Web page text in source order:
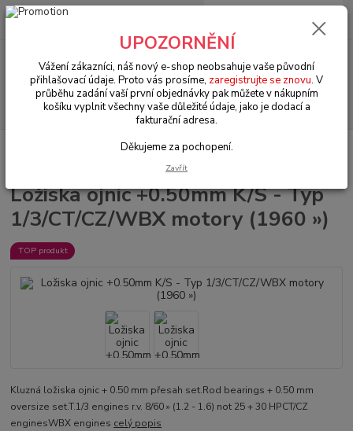
Menu
Hledat
+420 602 330 329
0 Kč
VW Bus Typ 2 (1967 » 79) Motorové díly (Engine parts)
Ložiska ojnic +0.50mm K/S - Typ
1/3/CT/CZ/WBX motory (1960 »)
TOP produkt
Kluzná ložiska ojnic + 0.50 mm přesah set.Rod bearings + 0.50 mm
oversize set.T.1/3 engines r.v. 8/60 » (1.2 - 1.6) not 25 + 30 HPCT/CZ
enginesWBX engines celý popis
UPOZORNĚNÍ
Vážení zákazníci, náš nový e-shop neobsahuje vaše původní
přihlašovací údaje. Proto vás prosíme, zaregistrujte se znovu. V
průběhu zadání vaší první objednávky pak můžete v nákupním
košíku vyplnit všechny vaše důležité údaje, jako je dodací a
fakturační adresa.
Děkujeme za pochopení.
Zavřít